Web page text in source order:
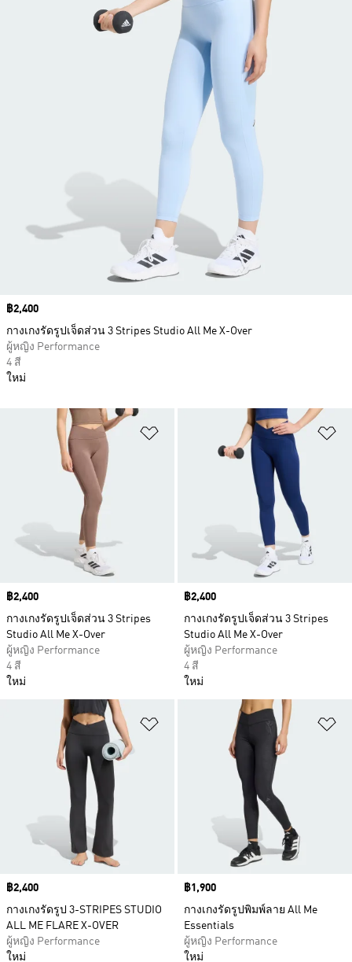
เพิ่มไปยังรายการสินค้าโปรด
Price
฿2,400
กางเกงรัดรูปเจ็ดส่วน 3 Stripes
Studio All Me X-Over
ผู้หญิง Performance
4 สี
ใหม่
Price
฿2,400
กางเกงรัดรูปเจ็ดส่วน 3 Stripes
Studio All Me X-Over
ผู้หญิง Performance
4 สี
ใหม่
เพิ่มไปยังรายการสินค้าโปรด
Price
฿2,400
กางเกงรัดรูป 3-STRIPES STUDIO
ALL ME FLARE X-OVER
ผู้หญิง Performance
ใหม่
Price
฿1,900
กางเกงรัดรูปพิมพ์ลาย All Me
Essentials
ผู้หญิง Performance
ใหม่
Price
฿2,400
กางเกงรัดรูปเจ็ดส่วน 3 Stripes Studio All Me X-Over
ผู้หญิง Performance
4 สี
ใหม่